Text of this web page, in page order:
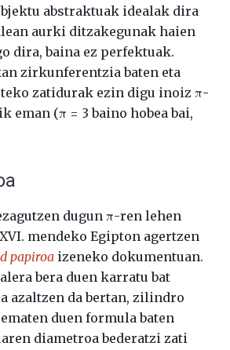
abstraktuak idealak dira
aurki ditzakegunak haien
dira, baina ez perfektuak.
zirkunferentzia baten eta
zatidurak ezin digu inoiz π-
eman (π = 3 baino hobea bai,
dugun π-ren lehen
mendeko Egipton agertzen
papiroa izeneko dokumentuan.
bera duen karratu bat
azaltzen da bertan, zilindro
duen formula baten
diametroa bederatzi zati